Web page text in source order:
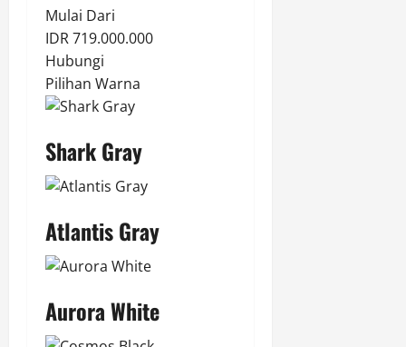
Mulai Dari
IDR 719.000.000
Hubungi
Pilihan Warna
Shark Gray
Atlantis Gray
Aurora White